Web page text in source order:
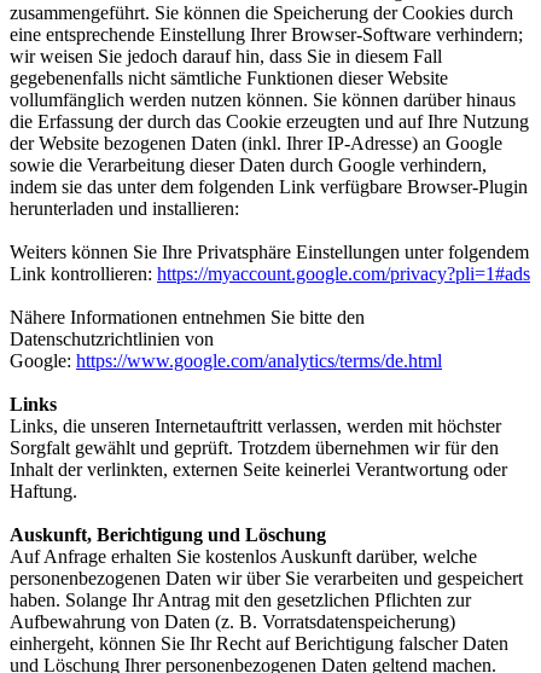
zusammengeführt. Sie können die Speicherung der Cookies durch
eine entsprechende Einstellung Ihrer Browser-Software verhindern;
wir weisen Sie jedoch darauf hin, dass Sie in diesem Fall
gegebenenfalls nicht sämtliche Funktionen dieser Website
vollumfänglich werden nutzen können. Sie können darüber hinaus
die Erfassung der durch das Cookie erzeugten und auf Ihre Nutzung
der Website bezogenen Daten (inkl. Ihrer IP-Adresse) an Google
sowie die Verarbeitung dieser Daten durch Google verhindern,
indem sie das unter dem folgenden Link verfügbare Browser-Plugin
herunterladen und installieren:
Weiters können Sie Ihre Privatsphäre Einstellungen unter folgendem
Link kontrollieren: https://myaccount.google.com/privacy?pli=1#ads
Nähere Informationen entnehmen Sie bitte den
Datenschutzrichtlinien von
Google: https://www.google.com/analytics/terms/de.html
Links
Links, die unseren Internetauftritt verlassen, werden mit höchster
Sorgfalt gewählt und geprüft. Trotzdem übernehmen wir für den
Inhalt der verlinkten, externen Seite keinerlei Verantwortung oder
Haftung.
Auskunft, Berichtigung und Löschung
Auf Anfrage erhalten Sie kostenlos Auskunft darüber, welche
personenbezogenen Daten wir über Sie verarbeiten und gespeichert
haben. Solange Ihr Antrag mit den gesetzlichen Pflichten zur
Aufbewahrung von Daten (z. B. Vorratsdatenspeicherung)
einhergeht, können Sie Ihr Recht auf Berichtigung falscher Daten
und Löschung Ihrer personenbezogenen Daten geltend machen.